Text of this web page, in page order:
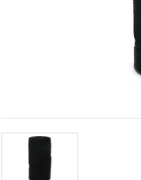
prikazujemo
vsebine in
oglase, tudi
s pomočjo